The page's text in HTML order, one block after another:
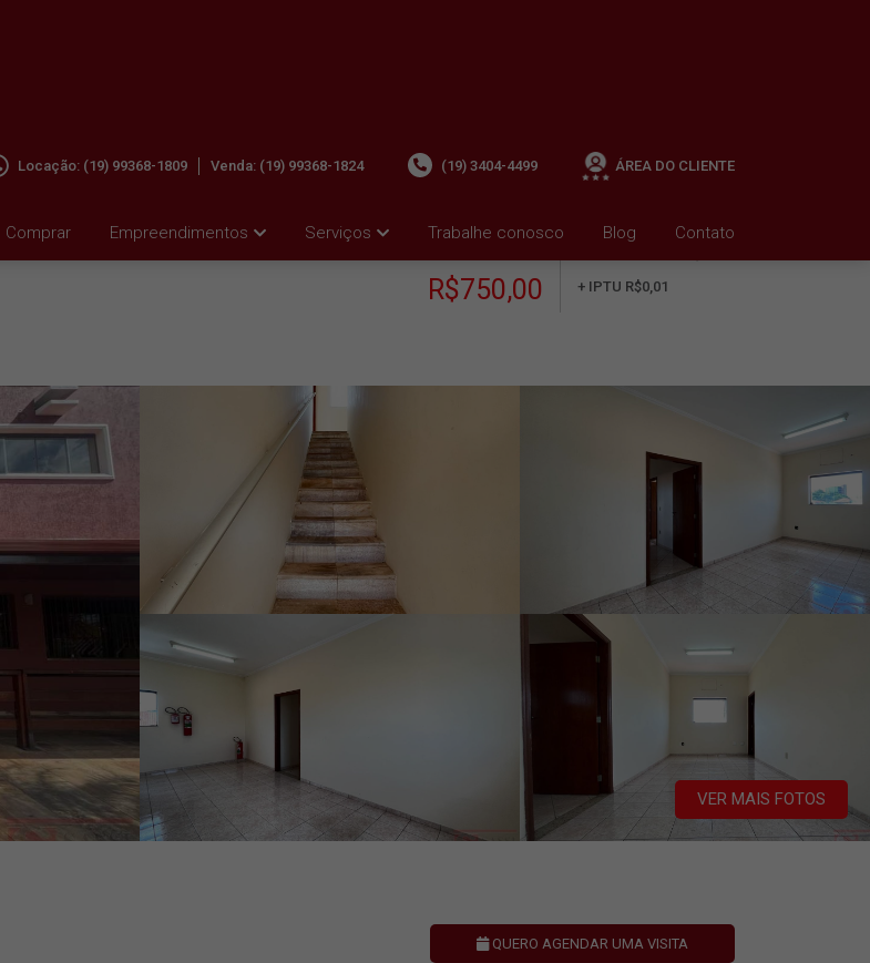
Comprar Empreendimentos Serviços Trabalhe conosco Blog Contato
Locação: (19) 99368-1809 Venda: (19) 99368-1824 (19) 3404-4499 ÁREA DO CLIENTE
R$750,00
+ IPTU R$0,01
VER MAIS FOTOS
QUERO AGENDAR UMA VISITA